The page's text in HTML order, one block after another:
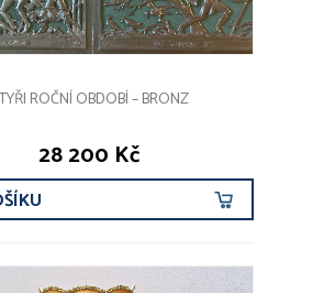
ROČNÍ OBDOBÍ – BRONZ
28 200 Kč